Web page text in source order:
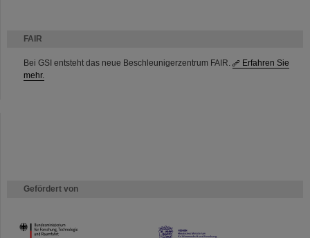
FAIR
Bei GSI entsteht das neue Beschleunigerzentrum FAIR.
Erfahren Sie
mehr.
Gefördert von
HMWK